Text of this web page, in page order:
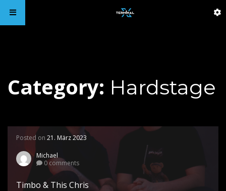
Category: Hardstage
Posted on 21. März 2023
Michael
0 comments
Timbo & This Chris